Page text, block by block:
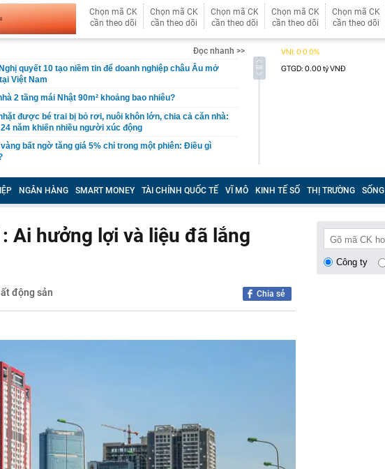
Chọn mã CK
cần theo dõi
Chọn mã CK
cần theo dõi
Chọn mã CK
cần theo dõi
Chọn mã CK
cần theo dõi
Chọn mã CK
cần theo dõi
Đọc nhanh >>
quyết 10 tạo niềm tin để doanh nghiệp châu Âu mở
Việt Nam
2 tầng mái Nhật 90m² khoảng bao nhiêu?
được bé trai bị bỏ rơi, nuôi khôn lớn, chia cả căn nhà:
năm khiến nhiều người xúc động
bất ngờ tăng giá 5% chỉ trong một phiên: Điều gì
án NGHỈ TẾT NGUYÊN ĐÁN ĐINH MÙI, NGHỈ LỄ
2027
vực, thu giữ 266 hiện vật vàng trị giá hơn 26 tỷ đồng do
không thể thay thế trong Doraemon
iPhone cũ được cho là “đáng mua nhất” hiện nay
tỷ đồng tiền mặt cùng 74 kg vàng thỏi tại một căn nhà
Putin bất ngờ cải tổ hàng ngũ chỉ huy quân đội
xem xét thành lập thành phố Quảng Ninh và thành phố
8 là mùa thu, hãy nhớ ăn 2 món từ "2 loại rau vàng", nếu
phải đợi đến năm sau!
đại hội đồng cổ đông bất thường
NGÂN HÀNG SMART MONEY TÀI CHÍNH QUỐC TẾ VĨ MÔ KINH TẾ SỐ THỊ TRƯỜNG SỐNG
Ai hưởng lợi và liệu đã lắng
động sản Chia sẻ
Công ty